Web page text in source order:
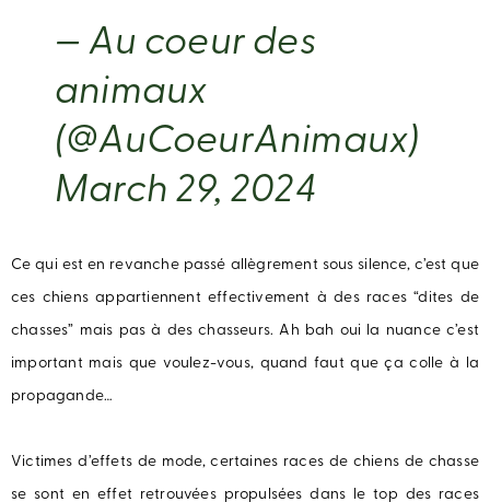
— Au coeur des
animaux
(@AuCoeurAnimaux)
March 29, 2024
Ce qui est en revanche passé allègrement sous silence, c’est que
ces chiens appartiennent effectivement à des races “dites de
chasses” mais pas à des chasseurs. Ah bah oui la nuance c’est
important mais que voulez-vous, quand faut que ça colle à la
propagande…
Victimes d’effets de mode, certaines races de chiens de chasse
se sont en effet retrouvées propulsées dans le top des races